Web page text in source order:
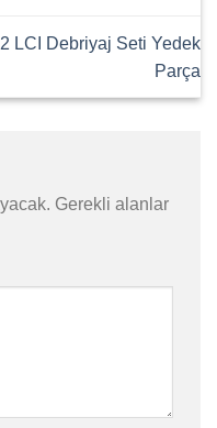
LCI Debriyaj Seti Yedek
Parça
Gerekli alanlar